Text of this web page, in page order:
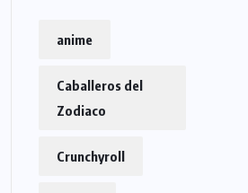
anime
Caballeros del
Zodiaco
Crunchyroll